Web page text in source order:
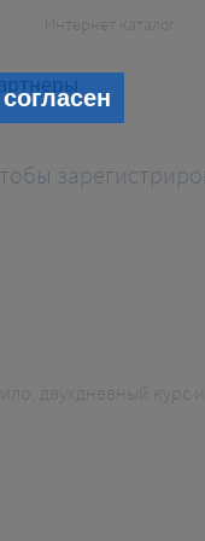
Интернет каталог
двухдневный